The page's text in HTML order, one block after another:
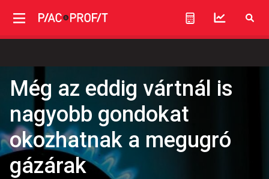
Még az eddig vártnál is
nagyobb gondokat
okozhatnak a megugró
gázárak